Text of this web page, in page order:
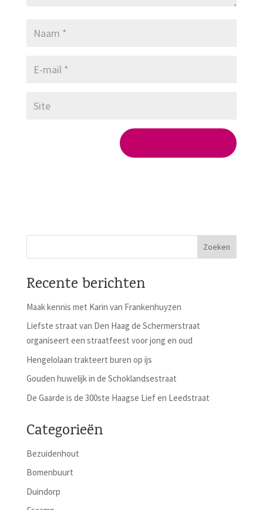
Recente berichten
Maak kennis met Karin van Frankenhuyzen
Liefste straat van Den Haag de Schermerstraat
organiseert een straatfeest voor jong en oud
Hengelolaan trakteert buren op ijs
Gouden huwelijk in de Schoklandsestraat
De Gaarde is de 300ste Haagse Lief en Leedstraat
Categorieën
Bezuidenhout
Bomenbuurt
Duindorp